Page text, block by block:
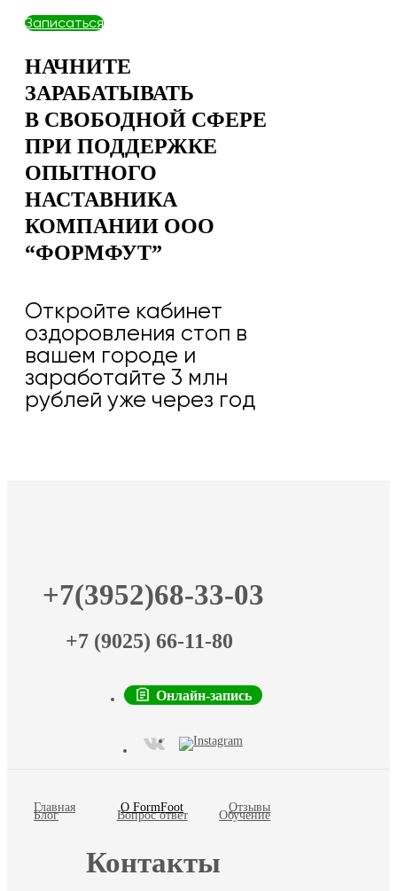
Записаться
НАЧНИТЕ
ЗАРАБАТЫВАТЬ
В СВОБОДНОЙ СФЕРЕ
ПРИ ПОДДЕРЖКЕ
ОПЫТНОГО
НАСТАВНИКА
КОМПАНИИ ООО
“ФОРМФУТ”
Откройте кабинет
оздоровления стоп в
вашем городе и
заработайте 3 млн
рублей уже через год
+7(3952)68-33-03
+7 (9025) 66-11-80
Онлайн-запись
Главная О FormFoot Отзывы
Блог Вопрос ответ Обучение
Контакты